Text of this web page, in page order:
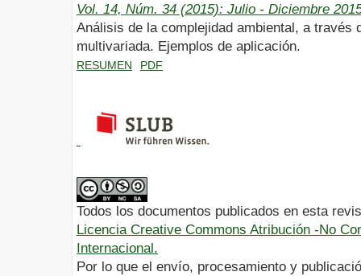
Vol. 14, Núm. 34 (2015): Julio - Diciembre
Análisis de la complejidad ambiental, a través
multivariada. Ejemplos de aplicación.
RESUMEN PDF
Todos los documentos publicados en esta
Licencia Creative Commons Atribución -No
Internacional.
Por lo que el envío, procesamiento y